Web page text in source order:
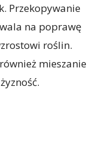
Przekopywanie
na poprawę
roślin.
mieszanie